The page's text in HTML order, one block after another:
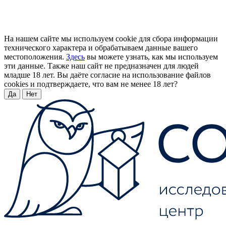
На нашем сайте мы используем cookie для сбора информации
технического характера и обрабатываем данные вашего
местоположения. Здесь вы можете узнать, как мы используем
эти данные. Также наш сайт не предназначен для людей
младше 18 лет. Вы даёте согласие на использование файлов
cookies и подтверждаете, что вам не менее 18 лет?
Да Нет